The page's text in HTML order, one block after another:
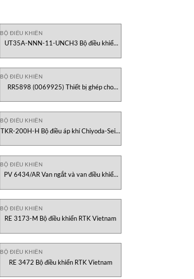
BỘ ĐIỀU KHIỂN
UT35A-NNN-11-UNCH3 Bộ điều khiển
BỘ ĐIỀU KHIỂN
RR5898 (0069925) Thiết bị ghép cho
BỘ ĐIỀU KHIỂN
TKR-200H-H Bộ điều áp khí Chiyoda-Seiki
BỘ ĐIỀU KHIỂN
PV 6434/AR Van ngắt và van điều khiển
BỘ ĐIỀU KHIỂN
RE 3173-M Bộ điều khiển RTK Vietnam
BỘ ĐIỀU KHIỂN
RE 3472 Bộ điều khiển RTK Vietnam